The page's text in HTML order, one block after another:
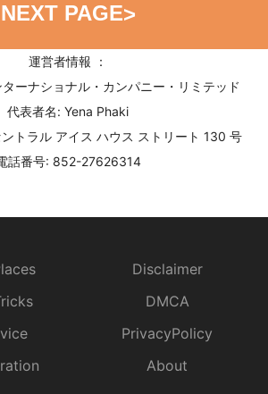
NEXT PAGE>
運営者情報 ：
ーナショナル・カンパニー・リミテッド
代表者名: Yena Phaki
トラル アイス ハウス ストリート 130 号
話番号: 852-27626314
Disclaimer
DMCA
PrivacyPolicy
About